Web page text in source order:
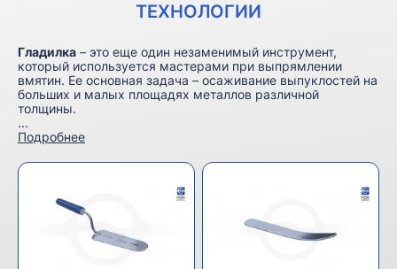
ТЕХНОЛОГИИ
Гладилка – это еще один незаменимый инструмент,
который используется мастерами при выпрямлении
вмятин. Ее основная задача – осаживание выпуклостей на
больших и малых площадях металлов различной
толщины.
...
Подробнее